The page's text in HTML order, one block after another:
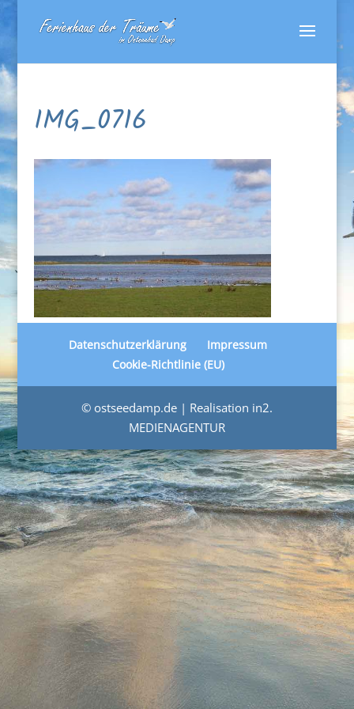
IMG_0716
Datenschutzerklärung
Impressum
Cookie-Richtlinie (EU)
© ostseedamp.de | Realisation in2.
MEDIENAGENTUR